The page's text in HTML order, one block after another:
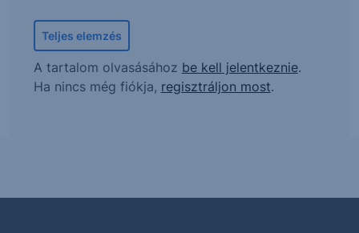
Teljes elemzés
A tartalom olvasásához be kell jelentkeznie.
Ha nincs még fiókja, regisztráljon most.